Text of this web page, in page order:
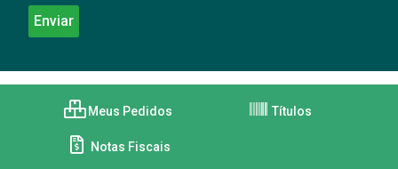
Meus Pedidos Títulos
Notas Fiscais